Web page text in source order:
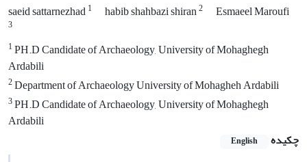
saeid sattarnezhad1 habib shahbazi shiran2 Esmaeel Maroufi
3
1PH.D Candidate of Archaeology, University of Mohaghegh
Ardabili
2Department of Archaeology University of Mohagheh Ardabili
3PH.D Candidate of Archaeology, University of Mohaghegh
Ardabili
چکیده
English